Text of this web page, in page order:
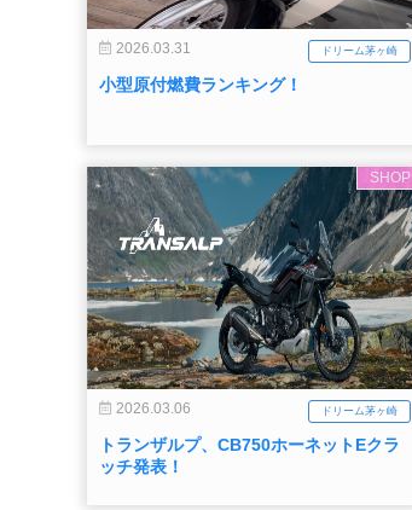
ドリーム茅ヶ崎
2026.03.31
小型原付燃費ランキング！
SHOP
ドリーム茅ヶ崎
2026.03.06
トランザルプ、CB750ホーネットEクラ
ッチ発表！